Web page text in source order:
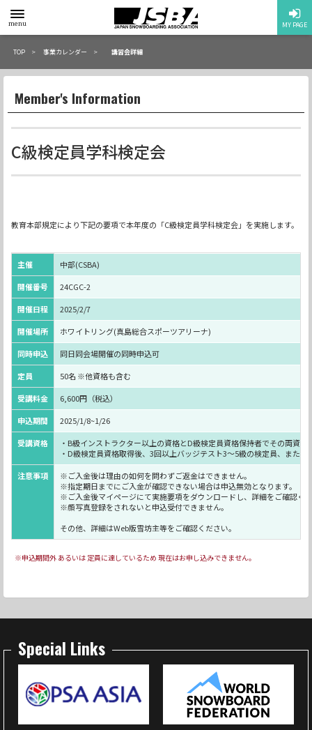
toggle
menu
menu MY PAGE
TOP 事業カレンダー 講習会詳細
Member's Information
C級検定員学科検定会
教育本部規定により下記の要項で本年度の「C級検定員学科検定会」を実施します。
主催
中部(CSBA)
開催番号
24CGC-2
開催日程
2025/2/7
開催場所
ホワイトリング(真島総合スポーツアリーナ)
同時申込
同日同会場開催の同時申込可
定員
50名 ※他資格も含む
受講料金
6,600円（税込）
申込期間
2025/1/8~1/26
受講資格
・B級インストラクター以上の資格とD級検定員資格保持者でその両資格
・D級検定員資格取得後、3回以上バッジテスト3～5級の検定員、また
注意事項
※ご入金後は理由の如何を問わずご返金はできません。
※指定期日までにご入金が確認できない場合は申込無効となります。
※ご入金後マイページにて実施要項をダウンロードし、詳細をご確認く
※顔写真登録をされないと申込受付できません。
その他、詳細はWeb版雪坊主等をご確認ください。
※申込期間外 あるいは 定員に達しているため 現在はお申し込みできません。
Special Links